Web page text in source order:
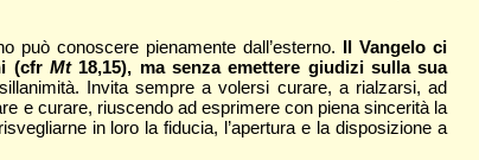
conoscere pienamente dall’esterno. Il Vangelo ci
(cfr Mt18,15), ma senza emettere giudizi sulla sua
Invita sempre a volersi curare, a rialzarsi, ad
e curare, riuscendo ad esprimere con piena sincerità la
in loro la fiducia, l’apertura e la disposizione a